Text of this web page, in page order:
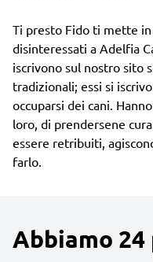
Ti presto Fido ti mette
disinteressati a Adelfia
iscrivono sul nostro sito
tradizionali; essi si
occuparsi dei cani.
loro, di prendersene
essere retribuiti,
farlo.
Abbiamo